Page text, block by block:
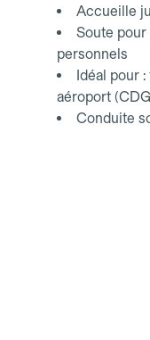
Accueille
Soute pour
personnels
Idéal pour
aéroport
Conduite